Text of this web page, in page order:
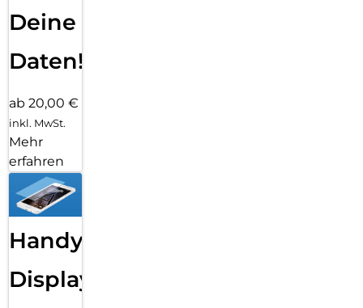
Deine
Daten!
ab 20,00 €
inkl. MwSt.
Mehr
erfahren
Handy
Displayfolie